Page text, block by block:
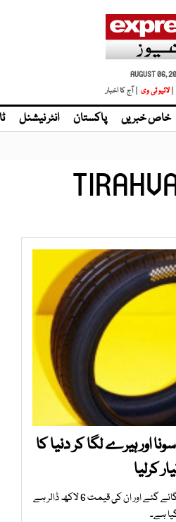
AUGUST 06,
لائیو ٹی وی | آج کا اخبار
خاص خبریں پاکستان انٹر نیشنل
اور ہیرے لگا کر دنیا کا
کرلیا
ٹائر پر سونے کے ورق اور ہیرے لگائے گئے اور ان کی قیمت 6 لاکھ ڈالر ہے
ہے۔